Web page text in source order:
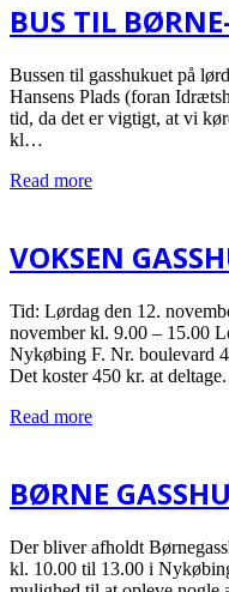
BUS TIL
Bussen til gasshukuet på
Hansens Plads (foran
tid, da det er vigtigt, at vi
kl…
Read more
VOKSEN
Tid: Lørdag den 12.
november kl. 9.00 – 15.00
Nykøbing F. Nr. boulevard
Det koster 450 kr. at
Read more
BØRNE
Der bliver afholdt
kl. 10.00 til 13.00 i